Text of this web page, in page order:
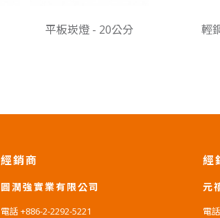
平板崁燈 - 20公分 輕
經銷商
圓潤強實業有限公司
電話 +886-2-2292-5221
經
元
電